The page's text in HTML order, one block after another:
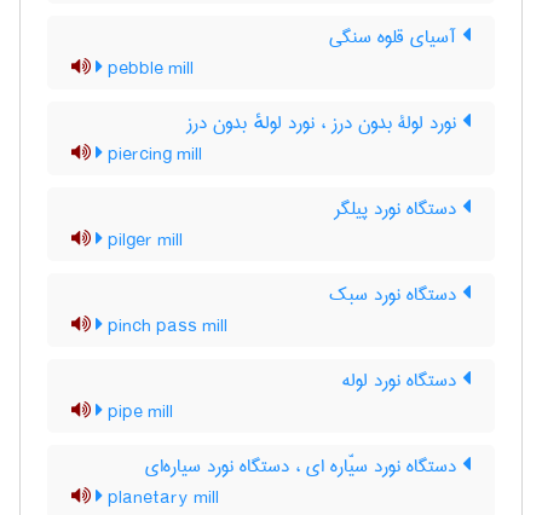
آسیای قلوه سنگی
pebble mill
نورد لولۀ بدون درز ، نورد لولهٔ بدون درز
piercing mill
دستگاه نورد پیلگر
pilger mill
دستگاه نورد سبک
pinch pass mill
دستگاه نورد لوله
pipe mill
دستگاه نورد سیّاره ای ، دستگاه نورد سیاره‌ای
planetary mill